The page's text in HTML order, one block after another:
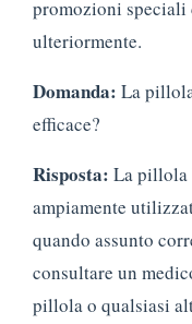
promozioni speciali
ulteriormente.
Domanda: La
efficace?
Risposta: La pillola
ampiamente
quando assunto
consultare un
pillola o qualsiasi